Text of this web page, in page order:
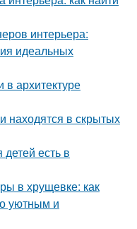
интерьера:
идеальных
архитектуре
находятся в скрытых
есть в
в хрущевке: как
уютным и